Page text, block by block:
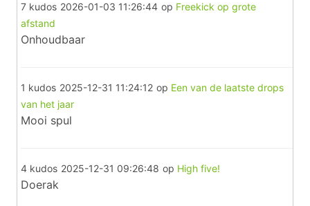
7 kudos 2026-01-03 11:26:44 op Freekick op grote
afstand
Onhoudbaar
1 kudos 2025-12-31 11:24:12 op Een van de laatste drops
van het jaar
Mooi spul
4 kudos 2025-12-31 09:26:48 op High five!
Doerak